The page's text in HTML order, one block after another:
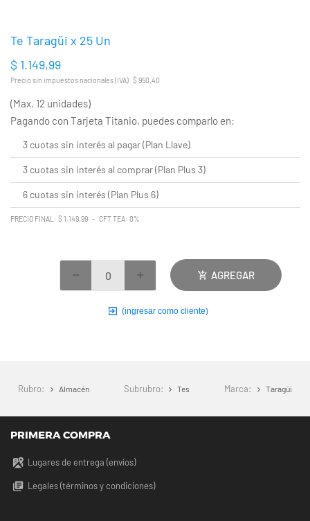
Te Taragüi x 25 Un
$ 1.149,99
Precio sin impuestos nacionales (IVA): $ 950,40
(Max. 12 unidades)
Pagando con Tarjeta Titanio, puedes comparlo en:
3 cuotas sin interés al pagar (Plan Llave)
3 cuotas sin interés al comprar (Plan Plus 3)
6 cuotas sin interés (Plan Plus 6)
PRECIO FINAL: $ 1.149,99 - CFT TEA: 0%
AGREGAR
(ingresar como cliente)
Rubro: Almacén Subrubro: Tes Marca: Taragüi
PRIMERA COMPRA
Lugares de entrega (envíos)
Legales (términos y condiciones)